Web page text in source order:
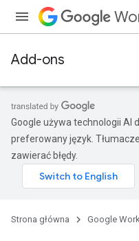
Add-ons
Google używa technologii AI
preferowany język.
zawierać błędy.
Strona główna Google